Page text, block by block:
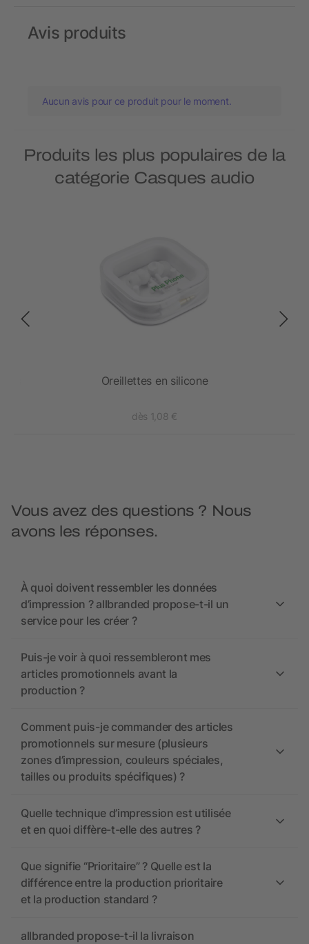
Avis produits
Aucun avis pour ce produit pour le moment.
Produits les plus populaires de la
catégorie Casques audio
Oreillettes en silicone
dès 1,08 €
Vous avez des questions ? Nous
avons les réponses.
À quoi doivent ressembler les données
d’impression ? allbranded propose-t-il un
service pour les créer ?
Puis-je voir à quoi ressembleront mes
articles promotionnels avant la
production ?
Comment puis-je commander des articles
promotionnels sur mesure (plusieurs
zones d’impression, couleurs spéciales,
tailles ou produits spécifiques) ?
Quelle technique d’impression est utilisée
et en quoi diffère-t-elle des autres ?
Que signifie “Prioritaire” ? Quelle est la
différence entre la production prioritaire
et la production standard ?
allbranded propose-t-il la livraison